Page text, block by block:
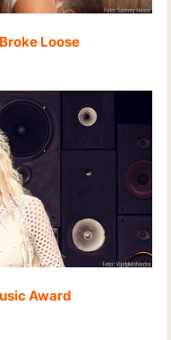
Loose
Award